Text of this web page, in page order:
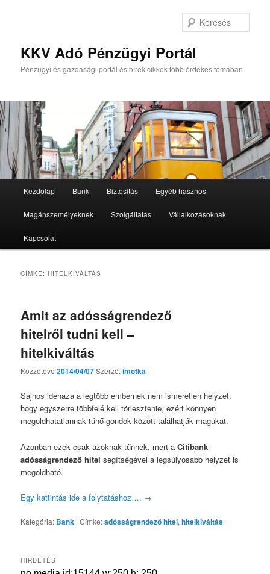
KKV Adó Pénzügyi Portál
Pénzügyi és gazdasági portál és hírek cikkek több érdekes témában
Kezdőlap Bank Biztosítás Egyéb hasznos
Magánszemélyeknek Szolgáltatás Vállalkozásoknak
Kapcsolat
CÍMKE:HITELKIVÁLTÁS
Amit az adósságrendező
hitelről tudni kell –
hitelkiváltás
Közzétéve2014/04/07Szerző:imotka
Sajnos idehaza a legtöbb embernek nem ismeretlen helyzet,
hogy egyszerre többfelé kell törlesztenie, ezért könnyen
megoldhatatlannak tűnő gondok között találhatják magukat.
Azonban ezek csak azoknak tűnnek, mert aCitibank
adósságrendező hitel segítségével a legsúlyosabb helyzet is
megoldható.
Egy kattintás ide a folytatáshoz…. →
Kategória: Bank |Címke:adósságrendező hitel,hitelkiváltás
HIRDETÉS